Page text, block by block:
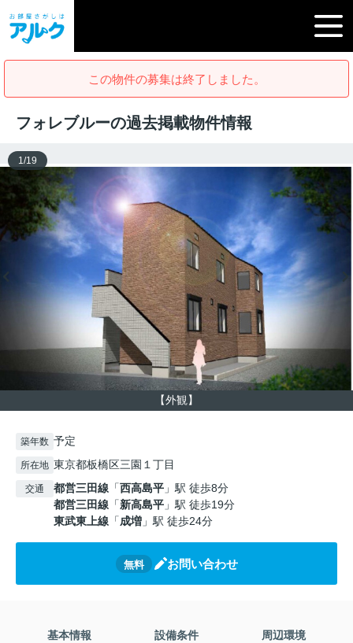
この物件の募集は終了しました。
フォレブルーの過去掲載物件情報
【外観】
1 /19
築年数 予定
所在地 東京都板橋区三園１丁目
交通 都営三田線 「西高島平 」駅 徒歩8分
都営三田線 「新高島平 」駅 徒歩19分
東武東上線 「成増 」駅 徒歩24分
無料 お問い合わせ
基本情報 設備条件 周辺環境